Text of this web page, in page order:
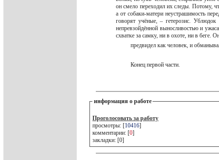
он смело переходил их следы. Потому,
а от собаки-матери неустрашимость
говорят учёные, – гетерозис.
непревзойдённой выносливостью и
схватке за самку, ни в охоте, ни в беге.
предвидел как человек, и
Конец первой части.
информация о работе
Проголосовать за работу
просмотры: [10416]
комментарии: [0]
закладки: [0]